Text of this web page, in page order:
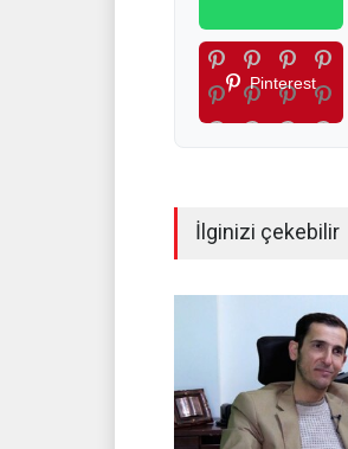
Pinterest
İlginizi çekebilir